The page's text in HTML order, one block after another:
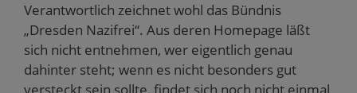
Verantwortlich zeichnet wohl das Bündnis
„Dresden Nazifrei“. Aus deren Homepage läßt
sich nicht entnehmen, wer eigentlich genau
dahinter steht; wenn es nicht besonders gut